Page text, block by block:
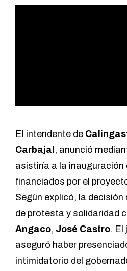
El intendente de
Carbajal , anunció
asistiría a la inauguración
financiados por el
Según explicó, la
de protesta y solidaridad
Angaco, José Castro. El
aseguró haber
intimidatorio del